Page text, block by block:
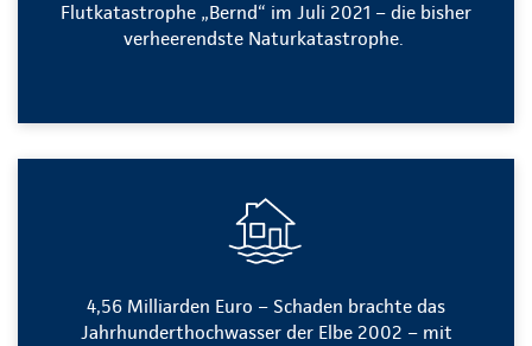
Flutkatastrophe „Bernd“ im Juli 2021 – die bisher
verheerendste Naturkatastrophe.
4,56 Milliarden Euro – Schaden brachte das
Jahrhunderthochwasser der Elbe 2002 – mit